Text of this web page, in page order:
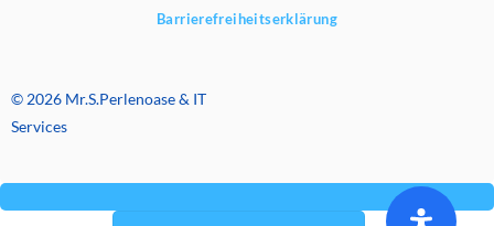
Barrierefreiheitserklärung
© 2026 Mr.S.Perlenoase & IT
Services